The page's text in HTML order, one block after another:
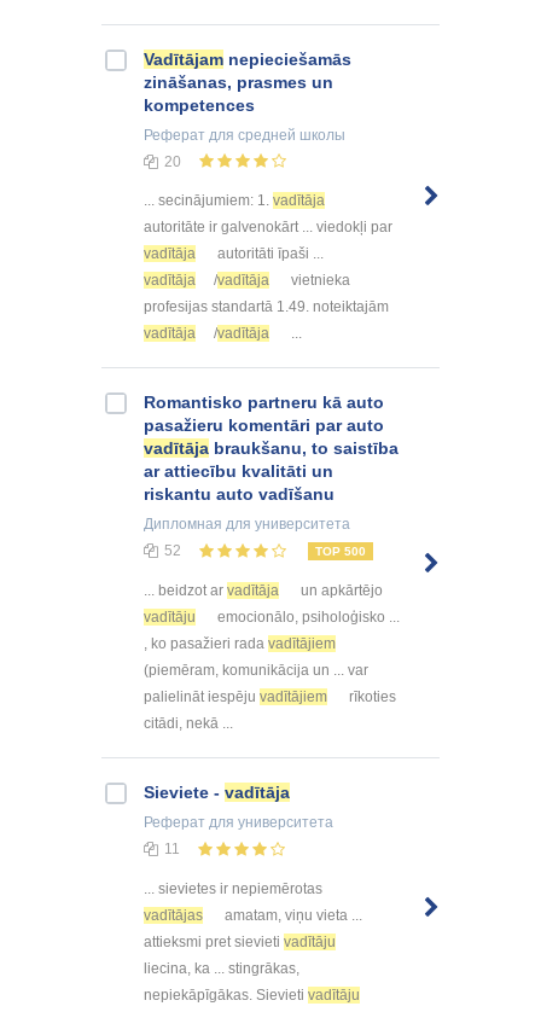
Vadītājam nepieciešamās
zināšanas, prasmes un
kompetences
Реферат для средней школы
20
... secinājumiem: 1. vadītāja
autoritāte ir galvenokārt ... viedokļi par
vadītāja
autoritāti īpaši ...
vadītāja
/vadītāja
vietnieka
profesijas standartā 1.49. noteiktajām
vadītāja
/vadītāja ...
Romantisko partneru kā auto
pasažieru komentāri par auto
vadītāja braukšanu, to saistība
ar attiecību kvalitāti un
riskantu auto vadīšanu
Дипломная для университета
52
TOP 500
... beidzot ar vadītāja
un apkārtējo
vadītāju
emocionālo, psiholoģisko ...
, ko pasažieri rada vadītājiem
(piemēram, komunikācija un ... var
palielināt iespēju vadītājiem
rīkoties
citādi, nekā ...
Sieviete - vadītāja
Реферат для университета
11
... sievietes ir nepiemērotas
vadītājas
amatam, viņu vieta ...
attieksmi pret sievieti vadītāju
liecina, ka ... stingrākas,
nepiekāpīgākas. Sievieti vadītāju